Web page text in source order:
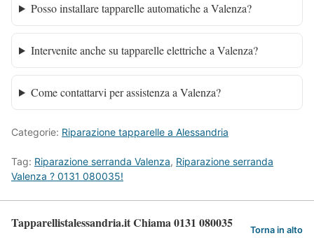
Posso installare tapparelle automatiche a Valenza?
Intervenite anche su tapparelle elettriche a Valenza?
Come contattarvi per assistenza a Valenza?
Categorie: Riparazione tapparelle a Alessandria
Tag: Riparazione serranda Valenza, Riparazione serranda
Valenza ? 0131 080035!
Tapparellistalessandria.it Chiama 0131 080035 Torna in alto